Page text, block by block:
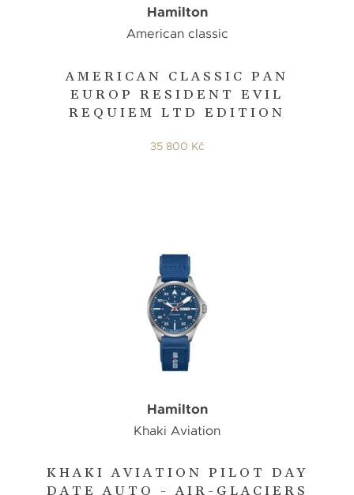
AMERICAN CLASSIC PAN
EUROP RESIDENT EVIL
REQUIEM LTD EDITION
Hamilton
American classic
35 800 Kč
KHAKI AVIATION PILOT DAY
Hamilton
Khaki Aviation